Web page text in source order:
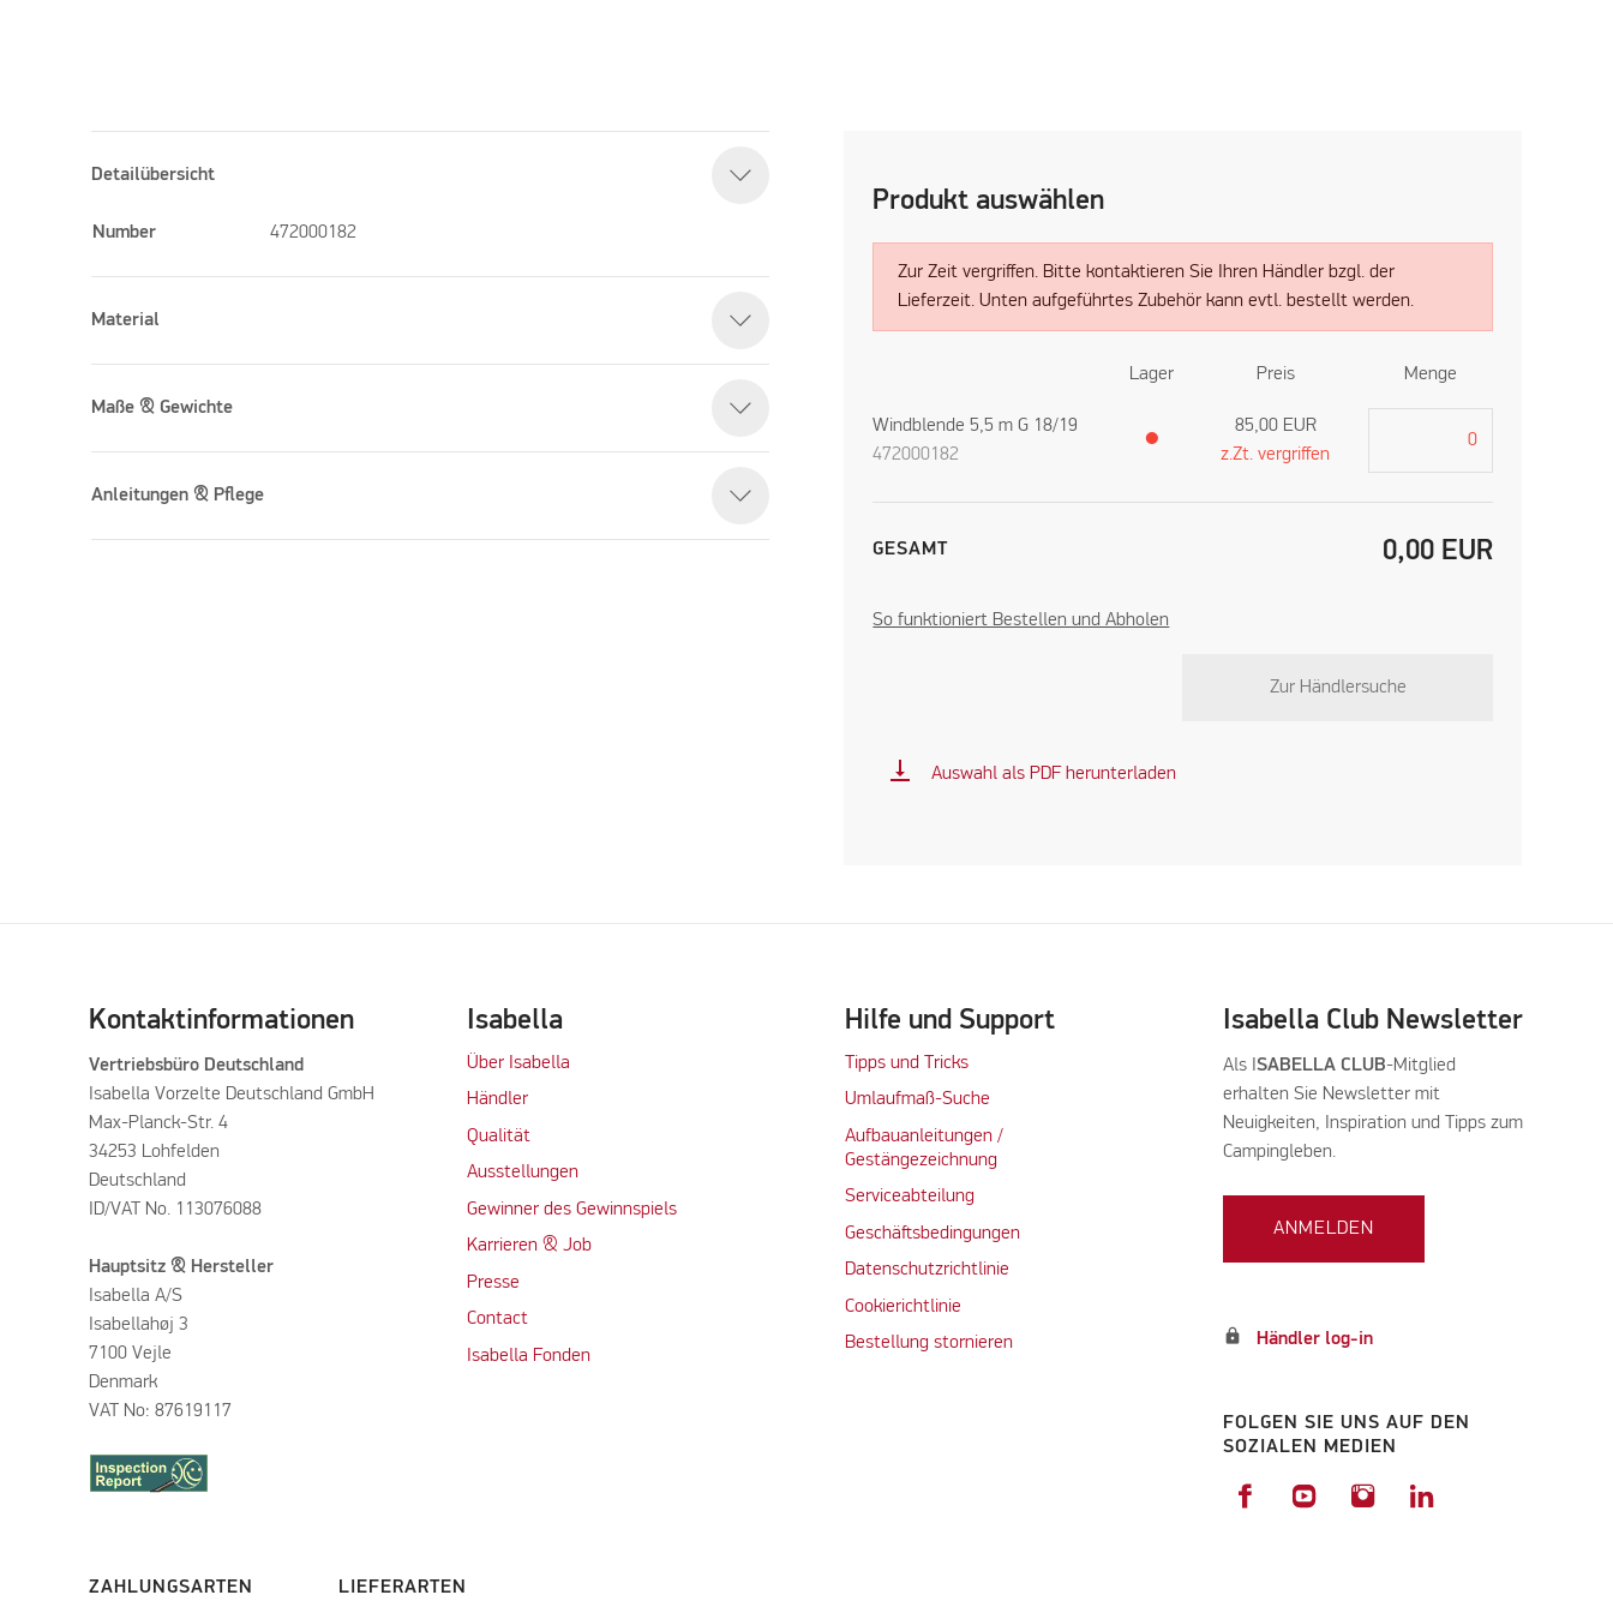
Produkt auswählen
Zur Zeit vergriffen. Bitte kontaktieren Sie Ihren Händler bzgl. der
Lieferzeit. Unten aufgeführtes Zubehör kann evtl. bestellt werden.
Lager Preis Menge
Windblende 5,5 m G 18/19
472000182
●
85,00 EUR
z.Zt. vergriffen
GESAMT 0,00 EUR
So funktioniert Bestellen und Abholen
Zur Händlersuche
vertical_align_bottom Auswahl als PDF herunterladen
Detailübersicht
Number 472000182
Material
Maße & Gewichte
Anleitungen & Pflege
Kontaktinformationen
Vertriebsbüro Deutschland
Isabella Vorzelte Deutschland GmbH
Max-Planck-Str. 4
34253 Lohfelden
Deutschland
ID/VAT No. 113076088
Hauptsitz & Hersteller
Isabella A/S
Isabellahøj 3
7100 Vejle
Denmark
VAT No: 87619117
Isabella
Über Isabella
Händler
Qualität
Ausstellungen
Gewinner des Gewinnspiels
Karrieren & Job
Presse
Contact
Isabella Fonden
Hilfe und Support
Tipps und Tricks
Umlaufmaß-Suche
Aufbauanleitungen /
Gestängezeichnung
Serviceabteilung
Geschäftsbedingungen
Datenschutzrichtlinie
Cookierichtlinie
Bestellung stornieren
Isabella Club Newsletter
Als I SABELLA CLUB-Mitglied
erhalten Sie Newsletter mit
Neuigkeiten, Inspiration und Tipps zum
Campingleben.
ANMELDEN
lock Händler log-in
FOLGEN SIE UNS AUF DEN
SOZIALEN MEDIEN
ZAHLUNGSARTEN LIEFERARTEN